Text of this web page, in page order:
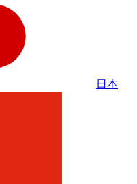
日本